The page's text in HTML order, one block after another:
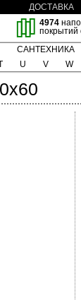
ДОСТАВКА
4974
покрытий
САНТЕХНИКА
U V W